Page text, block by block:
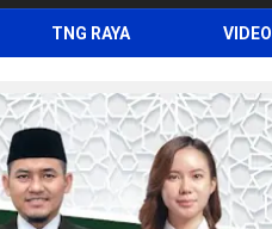
TNG RAYA VIDEO